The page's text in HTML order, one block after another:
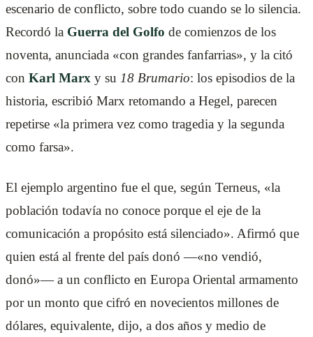
escenario de conflicto, sobre todo cuando se lo silencia.
Recordó la Guerra del Golfo de comienzos de los
noventa, anunciada «con grandes fanfarrias», y la citó
con Karl Marx y su 18 Brumario: los episodios de la
historia, escribió Marx retomando a Hegel, parecen
repetirse «la primera vez como tragedia y la segunda
como farsa».
El ejemplo argentino fue el que, según Terneus, «la
población todavía no conoce porque el eje de la
comunicación a propósito está silenciado». Afirmó que
quien está al frente del país donó —«no vendió,
donó»— a un conflicto en Europa Oriental armamento
por un monto que cifró en novecientos millones de
dólares, equivalente, dijo, a dos años y medio de